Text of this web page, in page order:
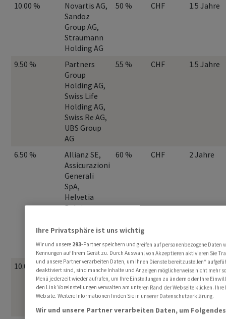
10.00 %
Novartis AG,
Sandoz
Group AG,
Straumann
Holding AG
50 % CHF 1.5 Jahre
9.50 %
Partners
Group
Holding AG,
Swiss Life
Holding AG,
Swiss Re AG,
UBS Group
AG
55 % CHF 1.5 Jahre
6.50 %
Allianz SE,
Assicurazioni
Generali
SpA,
Helvetia
Baloise
Zurich
Group Ltd
60 % CHF 2 Jahre
10.00 %
ABB Ltd,
Geberit AG,
Holcim Ltd,
Interroll
Holding AG
55 % CHF 2 Jahre
Ihre Privatsphäre ist uns wichtig
Wir und unsere 293-Partner speichern und greifen auf personenbezogene Daten
Kennungen auf Ihrem Gerät zu. Durch Auswahl von Akzeptieren aktivieren Sie
und unsere Partner verarbeiten Daten, um Ihnen Dienste bereitzustellen“
deaktiviert sind, sind manche Inhalte und Anzeigen möglicherweise nicht mehr
Menü jederzeit wieder aufrufen, um Ihre Einstellungen zu ändern oder Ihre
den Link Voreinstellungen verwalten am unteren Rand der Webseite klicken.
Website. Weitere Informationen finden Sie in unserer Datenschutzerklärung.
Wir und unsere Partner verarbeiten Daten, um